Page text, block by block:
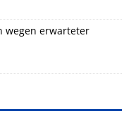
wegen erwarteter